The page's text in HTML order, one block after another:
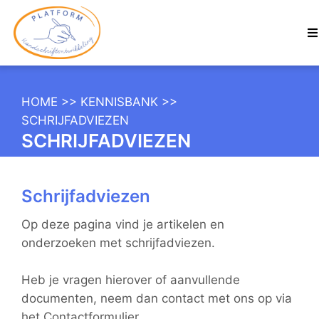
HOME >> KENNISBANK >>
SCHRIJFADVIEZEN
SCHRIJFADVIEZEN
Schrijfadviezen
Op deze pagina vind je artikelen en
onderzoeken met schrijfadviezen.
Heb je vragen hierover of aanvullende
documenten, neem dan contact met ons op via